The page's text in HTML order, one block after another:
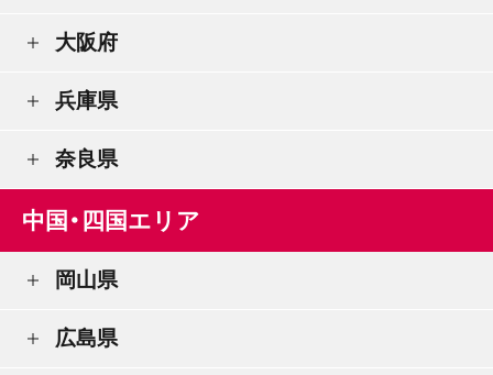
大阪府
兵庫県
奈良県
中国・四国エリア
岡山県
広島県